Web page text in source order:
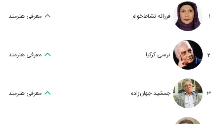
1 فرزانه نشاط‌خواه معرفی هنرمند
2 نرسی کرکیا معرفی هنرمند
3 جمشید جهان‌زاده معرفی هنرمند